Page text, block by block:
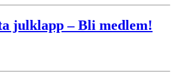
julklapp – Bli medlem!